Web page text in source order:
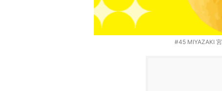
#45 MIYAZAKI